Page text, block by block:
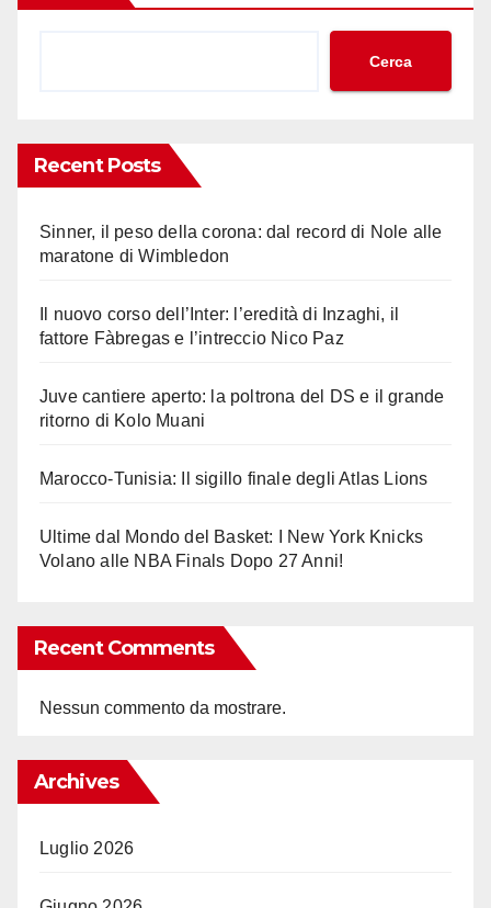
Cerca
Recent Posts
Sinner, il peso della corona: dal record di Nole alle
maratone di Wimbledon
Il nuovo corso dell’Inter: l’eredità di Inzaghi, il
fattore Fàbregas e l’intreccio Nico Paz
Juve cantiere aperto: la poltrona del DS e il grande
ritorno di Kolo Muani
Marocco-Tunisia: Il sigillo finale degli Atlas Lions
Ultime dal Mondo del Basket: I New York Knicks
Volano alle NBA Finals Dopo 27 Anni!
Recent Comments
Nessun commento da mostrare.
Archives
Luglio 2026